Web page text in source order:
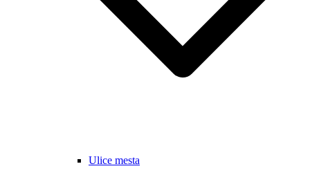
Ulice mesta